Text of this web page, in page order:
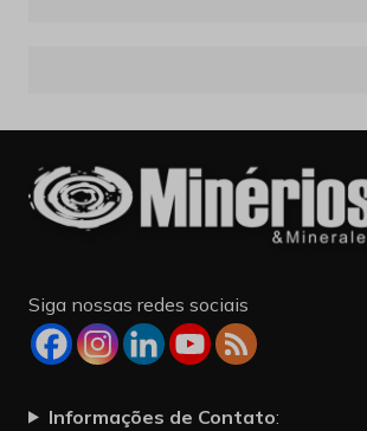
Siga nossas redes sociais
Informações de Contato: